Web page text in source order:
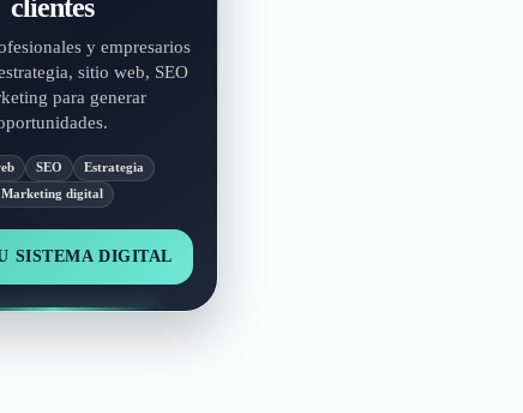
clientes
y empresarios
sitio web, SEO
para generar
SEO
Estrategia
Marketing digital
SISTEMA DIGITAL